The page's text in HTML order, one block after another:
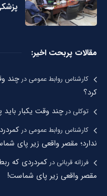
مقالات پربحت اخیر:
کارشناس روابط عمومیدرچند
کرد؟
توکلیدرچند وقت یکبار باید
کارشناس روابط عمومیدر
ندارد؛ مقصر واقعی زیر پای
فرزانه قربانیدر کمردردی که
مقصر واقعی زیر پای شماست!